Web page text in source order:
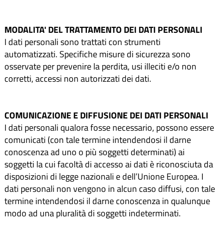
MODALITA' DEL TRATTAMENTO DEI DATI PERSONALI
I dati personali sono trattati con strumenti
automatizzati. Specifiche misure di sicurezza sono
osservate per prevenire la perdita, usi illeciti e/o non
corretti, accessi non autorizzati dei dati.
COMUNICAZIONE E DIFFUSIONE DEI DATI PERSONALI
I dati personali qualora fosse necessario, possono essere
comunicati (con tale termine intendendosi il darne
conoscenza ad uno o più soggetti determinati) ai
soggetti la cui facoltà di accesso ai dati è riconosciuta da
disposizioni di legge nazionali e dell’Unione Europea. I
dati personali non vengono in alcun caso diffusi, con tale
termine intendendosi il darne conoscenza in qualunque
modo ad una pluralità di soggetti indeterminati.